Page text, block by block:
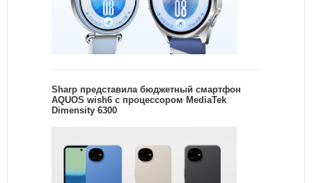
Sharp представила бюджетный смартфон
AQUOS wish6 с процессором MediaTek
Dimensity 6300